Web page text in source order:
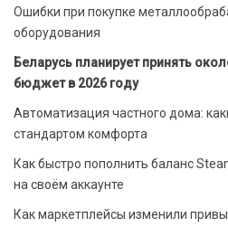
Ошибки при покупке
оборудования
Беларусь планирует принять
бюджет в 2026 году
Автоматизация частного дома:
стандартом комфорта
Как быстро пополнить баланс
на своём аккаунте
Как маркетплейсы изменили